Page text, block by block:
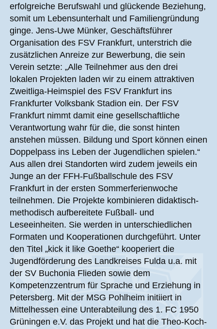
erfolgreiche Berufswahl und glückende Beziehung,
somit um Lebensunterhalt und Familiengründung
ginge. Jens-Uwe Münker, Geschäftsführer
Organisation des FSV Frankfurt, unterstrich die
zusätzlichen Anreize zur Bewerbung, die sein
Verein setzte: „Alle Teilnehmer aus den drei
lokalen Projekten laden wir zu einem attraktiven
Zweitliga-Heimspiel des FSV Frankfurt ins
Frankfurter Volksbank Stadion ein. Der FSV
Frankfurt nimmt damit eine gesellschaftliche
Verantwortung wahr für die, die sonst hinten
anstehen müssen. Bildung und Sport können einen
Doppelpass ins Leben der Jugendlichen spielen.“
Aus allen drei Standorten wird zudem jeweils ein
Junge an der FFH-Fußballschule des FSV
Frankfurt in der ersten Sommerferienwoche
teilnehmen. Die Projekte kombinieren didaktisch-
methodisch aufbereitete Fußball- und
Leseeinheiten. Sie werden in unterschiedlichen
Formaten und Kooperationen durchgeführt. Unter
den Titel „kick it like Goethe“ kooperiert die
Jugendförderung des Landkreises Fulda u.a. mit
der SV Buchonia Flieden sowie dem
Kompetenzzentrum für Sprache und Erziehung in
Petersberg. Mit der MSG Pohlheim initiiert in
Mittelhessen eine Unterabteilung des 1. FC 1950
Grüningen e.V. das Projekt und hat die Theo-Koch-